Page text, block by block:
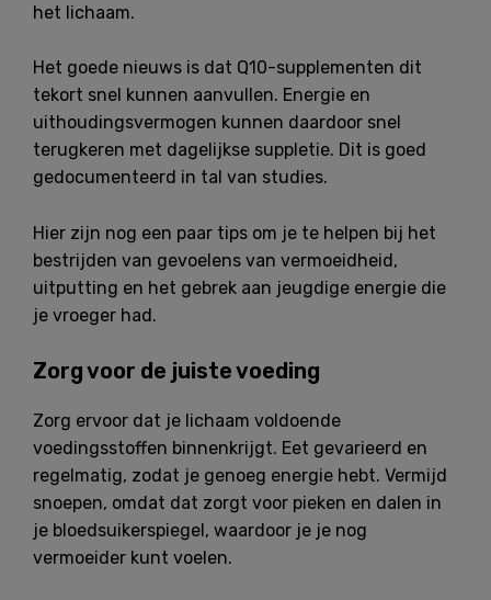
het lichaam.
Het goede nieuws is dat Q10-supplementen dit
tekort snel kunnen aanvullen. Energie en
uithoudingsvermogen kunnen daardoor snel
terugkeren met dagelijkse suppletie. Dit is goed
gedocumenteerd in tal van studies.
Hier zijn nog een paar tips om je te helpen bij het
bestrijden van gevoelens van vermoeidheid,
uitputting en het gebrek aan jeugdige energie die
je vroeger had.
Zorg voor de juiste voeding
Zorg ervoor dat je lichaam voldoende
voedingsstoffen binnenkrijgt. Eet gevarieerd en
regelmatig, zodat je genoeg energie hebt. Vermijd
snoepen, omdat dat zorgt voor pieken en dalen in
je bloedsuikerspiegel, waardoor je je nog
vermoeider kunt voelen.